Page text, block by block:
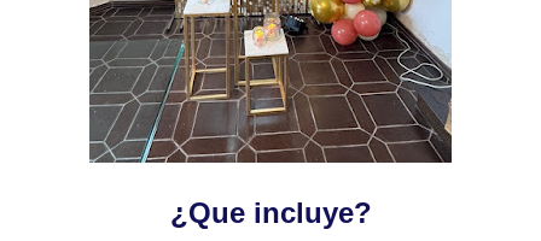
¿Que incluye?